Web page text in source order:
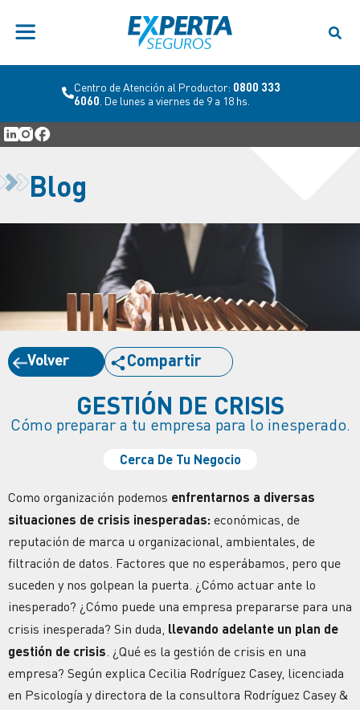
Centro de Atención al Productor: 0800 333
6060 . De lunes a viernes de 9 a 18 hs.
Blog
Volver Compartir
GESTIÓN DE CRISIS
Cómo preparar a tu empresa para lo inesperado.
Cerca De Tu Negocio
Como organización podemos enfrentarnos a diversas
situaciones de crisis inesperadas: económicas, de
reputación de marca u organizacional, ambientales, de
filtración de datos . Factores que no esperábamos, pero que
suceden y nos golpean la puerta. ¿Cómo actuar ante lo
inesperado? ¿Cómo puede una empresa prepararse para una
crisis inesperada? Sin duda, llevando adelante un plan de
gestión de crisis ¿Qué es la gestión de crisis en una
empresa? Según explica Cecilia Rodríguez Casey, licenciada
en Psicología y directora de la consultora Rodríguez Casey &